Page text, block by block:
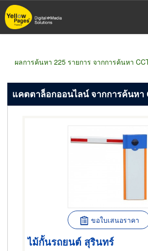
ข้าม
ไป
ผลการค้นหา 225 รายการ จากการค้นหา
แคตตาล็อกออนไลน์ จากการค้นหา
ขอใบเสนอราคา
ไม้กั้นรถยนต์ สุรินทร์